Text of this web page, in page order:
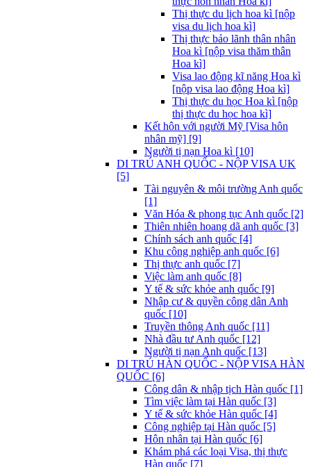
Thị thực du lịch hoa kì [nộp
visa du lịch hoa kì]
Thị thực bảo lãnh thân nhân
Hoa kì [nộp visa thăm thân
Hoa kì]
Visa lao động kĩ năng Hoa kì
[nộp visa lao động Hoa kì]
Thị thực du học Hoa kì [nộp
thị thực du học hoa kì]
Kết hôn với người Mỹ [Visa hôn
nhân mỹ] [9]
Người tị nạn Hoa kì [10]
DI TRÚ ANH QUỐC - NỘP VISA UK
[5]
Tài nguyên & môi trường Anh quốc
[1]
Văn Hóa & phong tục Anh quốc [2]
Thiên nhiên hoang dã anh quốc [3]
Chính sách anh quốc [4]
Khu công nghiệp anh quốc [6]
Thị thực anh quốc [7]
Việc làm anh quốc [8]
Y tế & sức khỏe anh quốc [9]
Nhập cư & quyền công dân Anh
quốc [10]
Truyền thông Anh quốc [11]
Nhà đầu tư Anh quốc [12]
Người tị nạn Anh quốc [13]
DI TRÚ HÀN QUỐC - NỘP VISA HÀN
QUỐC [6]
Công dân & nhập tịch Hàn quốc [1]
Tìm việc làm tại Hàn quốc [3]
Y tế & sức khỏe Hàn quốc [4]
Công nghiệp tại Hàn quốc [5]
Hôn nhân tại Hàn quốc [6]
Khám phá các loại Visa, thị thực
Hàn quốc [7]